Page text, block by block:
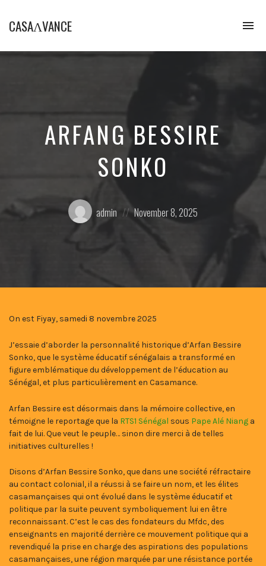
CASAɅVANCE
Casamance
ARFANG BESSIRE
SONKO
Posted
by:
admin
Posted
on
November 8, 2025
On est Fiyay, samedi 8 novembre 2025
J’essaie d’aborder la personnalité historique d’Arfan Bessire
Sonko, que le système éducatif sénégalais a transformé en
figure emblématique du développement de l’éducation au
Sénégal, et plus particulièrement en Casamance.
Arfan Bessire est désormais dans la mémoire collective, en
témoigne le reportage que la RTS1 Sénégal sous Pape Alé Niang a
fait de lui. Que veut le peuple… sinon dire merci à de telles
initiatives culturelles !
Disons d’Arfan Bessire Sonko, que dans une société réfractaire
au contact colonial, il a réussi à se faire un nom, et les élites
casamançaises qui ont évolué dans le système éducatif et
politique par la suite peuvent symboliquement lui en être
reconnaissant. C’est le cas des fondateurs du Mfdc, des
enseignants en majorité derrière ce mouvement politique qui a
revendiqué la prise en charge des aspirations des populations
casamançaises, une région marquée par une résistance portée